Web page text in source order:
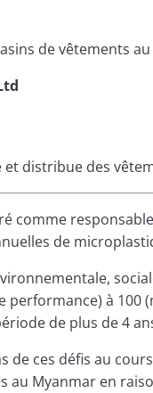
de vêtements
distribue des
comme
de
à 100
de plus de 4
de ces défis au
au Myanmar en